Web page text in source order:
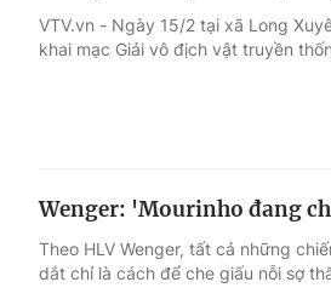
VTV.vn - Ngày 15/2 tại xã Long
khai mạc Giải vô địch vật truyền
Wenger: 'Mourinho đang
Theo HLV Wenger, tất cả những
dắt chỉ là cách để che giấu nỗi sợ